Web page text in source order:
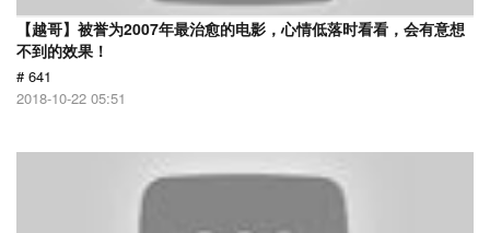
【越哥】被誉为2007年最治愈的电影，心情低落时看看，会有意想
不到的效果！
# 641
2018-10-22 05:51